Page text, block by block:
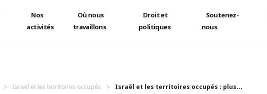
Nos
activités
Où nous
travaillons
Droit et
politiques
Soutenez-
nous
Israël et les territoires occupés Israël et les territoires occupés : plus...